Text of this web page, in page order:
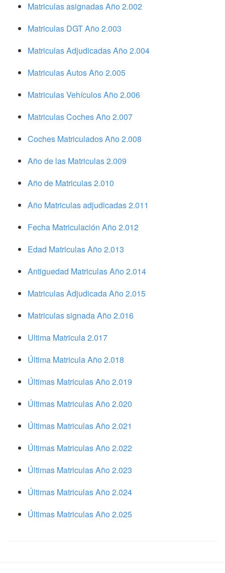
Matriculas asignadas Año 2.002
Matriculas DGT Año 2.003
Matriculas Adjudicadas Año 2.004
Matriculas Autos Año 2.005
Matriculas Vehículos Año 2.006
Matriculas Coches Año 2.007
Coches Matriculados Año 2.008
Año de las Matriculas 2.009
Año de Matriculas 2.010
Año Matriculas adjudicadas 2.011
Fecha Matriculación Año 2.012
Edad Matriculas Año 2.013
Antiguedad Matriculas Año 2.014
Matriculas Adjudicada Año 2.015
Matriculas signada Año 2.016
Ultima Matricula 2.017
Última Matricula Año 2.018
Últimas Matriculas Año 2.019
Últimas Matriculas Año 2.020
Últimas Matriculas Año 2.021
Últimas Matriculas Año 2.022
Últimas Matriculas Año 2.023
Últimas Matriculas Año 2.024
Últimas Matriculas Año 2.025